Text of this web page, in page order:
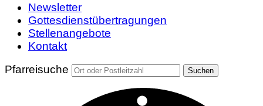
Newsletter
Gottesdienstübertragungen
Stellenangebote
Kontakt
Pfarreisuche
Suchen